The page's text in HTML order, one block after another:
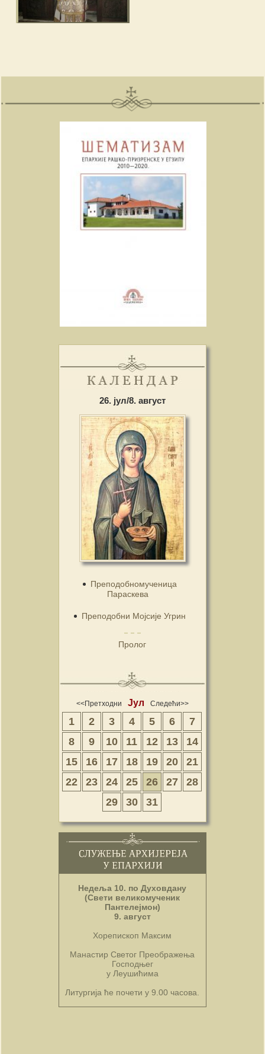
26. јул/8. август
Преподобномученица
Параскева
Преподобни Мојсије Угрин
Пролог
<<Претходни Јул Следећи>>
1 2 3 4 5 6
7
8
9 10 11 12 13
14
15
16 17 18 19 20
21
22
23 24 25 26 27
28
29
30 31
Недеља 10. по Духовдану
(Свети великомученик
Пантелејмон)
9. август
Хорепископ Максим
Манастир Светог Преображења
Господњег
у Леушићима
Литургија ће почети у 9.00 часова.